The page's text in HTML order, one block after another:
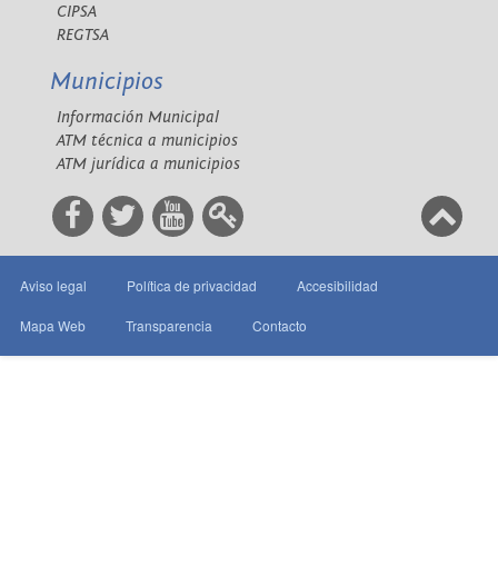
CIPSA
REGTSA
Municipios
Información Municipal
ATM técnica a municipios
ATM jurídica a municipios
Aviso legal Política de privacidad Accesibilidad
Mapa Web Transparencia Contacto